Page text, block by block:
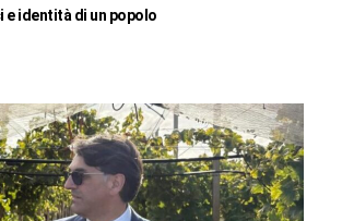
e identità di un popolo